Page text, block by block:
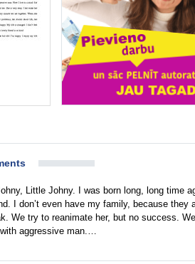
Little Johny. I was born long, long time
I don’t even have my family, because
We try to reanimate her, but no success.
aggressive man.…